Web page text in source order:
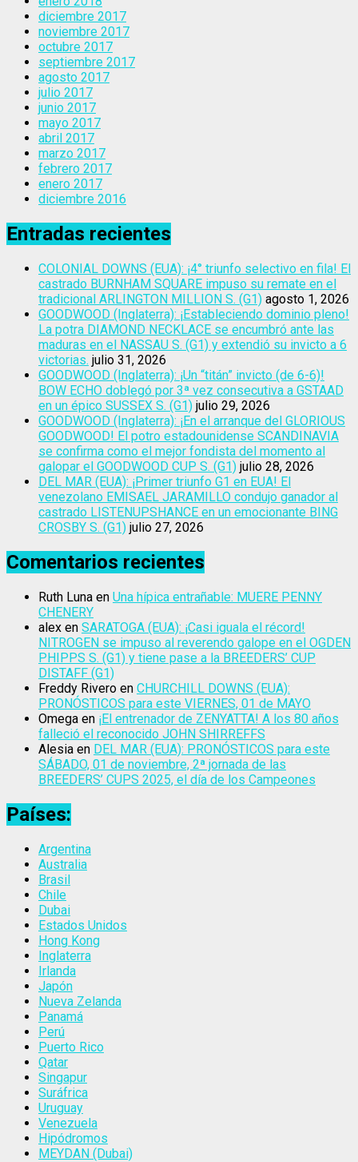
diciembre 2017
noviembre 2017
octubre 2017
septiembre 2017
agosto 2017
julio 2017
junio 2017
mayo 2017
abril 2017
marzo 2017
febrero 2017
enero 2017
diciembre 2016
Entradas recientes
COLONIAL DOWNS (EUA): ¡4° triunfo selectivo en fila! El
castrado BURNHAM SQUARE impuso su remate en el
tradicional ARLINGTON MILLION S. (G1) agosto 1, 2026
GOODWOOD (Inglaterra): ¡Estableciendo dominio pleno!
La potra DIAMOND NECKLACE se encumbró ante las
maduras en el NASSAU S. (G1) y extendió su invicto a 6
victorias. julio 31, 2026
GOODWOOD (Inglaterra): ¡Un “titán” invicto (de 6-6)!
BOW ECHO doblegó por 3ª vez consecutiva a GSTAAD
en un épico SUSSEX S. (G1) julio 29, 2026
GOODWOOD (Inglaterra): ¡En el arranque del GLORIOUS
GOODWOOD! El potro estadounidense SCANDINAVIA
se confirma como el mejor fondista del momento al
galopar el GOODWOOD CUP S. (G1) julio 28, 2026
DEL MAR (EUA): ¡Primer triunfo G1 en EUA! El
venezolano EMISAEL JARAMILLO condujo ganador al
castrado LISTENUPSHANCE en un emocionante BING
CROSBY S. (G1) julio 27, 2026
Comentarios recientes
Ruth Luna en Una hípica entrañable: MUERE PENNY
CHENERY
alex en SARATOGA (EUA): ¡Casi iguala el récord!
NITROGEN se impuso al reverendo galope en el OGDEN
PHIPPS S. (G1) y tiene pase a la BREEDERS’ CUP
DISTAFF (G1)
Freddy Rivero en CHURCHILL DOWNS (EUA):
PRONÓSTICOS para este VIERNES, 01 de MAYO
Omega en ¡El entrenador de ZENYATTA! A los 80 años
falleció el reconocido JOHN SHIRREFFS
Alesia en DEL MAR (EUA): PRONÓSTICOS para este
SÁBADO, 01 de noviembre, 2ª jornada de las
BREEDERS’ CUPS 2025, el día de los Campeones
Países:
Argentina
Australia
Brasil
Chile
Dubai
Estados Unidos
Hong Kong
Inglaterra
Irlanda
Japón
Nueva Zelanda
Panamá
Perú
Puerto Rico
Qatar
Singapur
Suráfrica
Uruguay
Venezuela
Hipódromos
MEYDAN (Dubai)